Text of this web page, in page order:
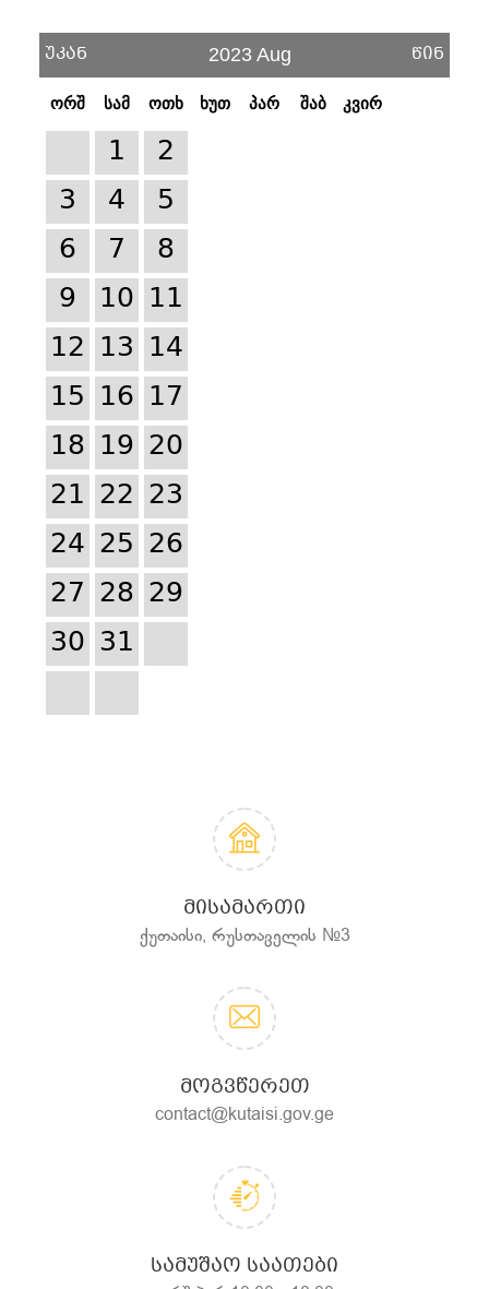
უკან 2023 Aug წინ
ორშ სამ ოთხ ხუთ პარ შაბ კვირ
1
2
3
4
5
6
7
8
9
10 11
12 13 14
15 16 17
18 19 20
21 22 23
24 25 26
27 28 29
30 31
ᲛᲘᲡᲐᲛᲐᲠᲗᲘ
ქუთაისი, რუსთაველის №3
ᲛᲝᲒᲕᲬᲔᲠᲔᲗ
contact@kutaisi.gov.ge
ᲡᲐᲛᲣᲨᲐᲝ ᲡᲐᲐᲗᲔᲑᲘ